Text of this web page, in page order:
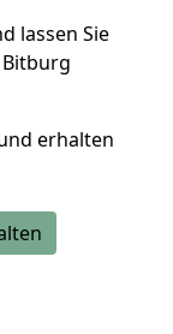
lassen Sie
erhalten